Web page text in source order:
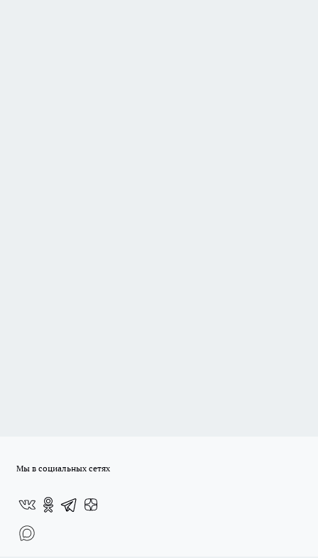
Мы в социальных сетях